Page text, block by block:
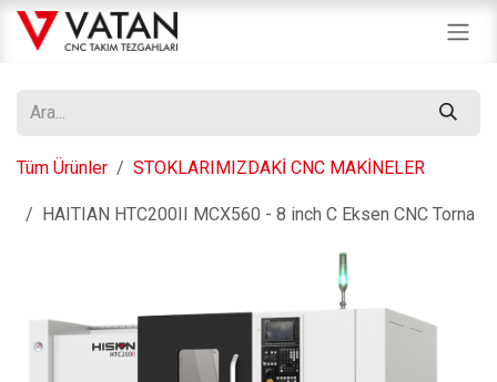
İçereği Atla
Tüm Ürünler STOKLARIMIZDAKİ CNC MAKİNELER
HAITIAN HTC200II MCX560 - 8 inch C Eksen CNC Torna